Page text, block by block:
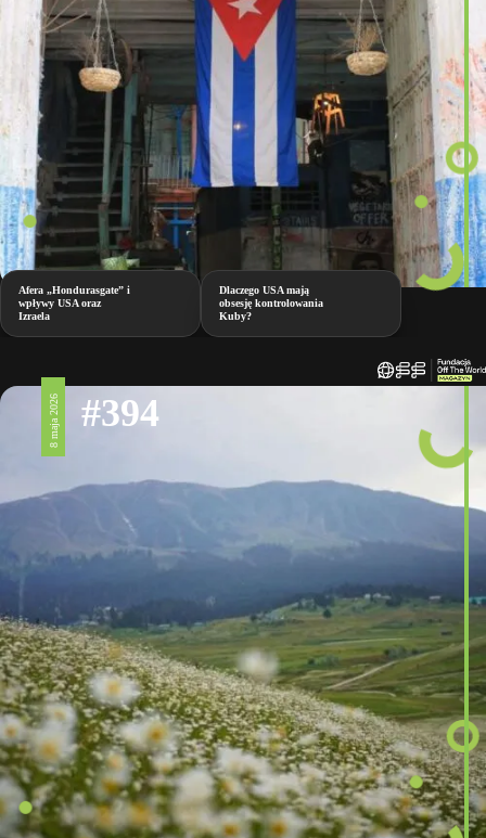
Afera „Hondurasgate” i
wpływy USA oraz
Izraela
Dlaczego USA mają
obsesję kontrolowania
Kuby?
8 maja 2026 #394